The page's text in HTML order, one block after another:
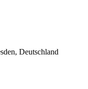
Deutschland